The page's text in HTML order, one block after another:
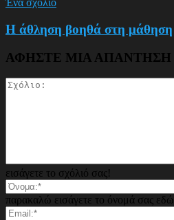
Ένα σχόλιο
Η άθληση βοηθά στη μάθηση
ΑΦΗΣΤΕ ΜΙΑ ΑΠΑΝΤΗΣΗ
εισάγετε το σχόλιό σας!
παρακαλώ εισάγετε το όνομά σας εδώ